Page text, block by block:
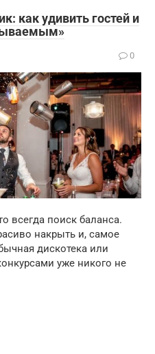
как удивить гостей и
0
всегда поиск баланса.
накрыть и, самое
дискотека или
уже никого не